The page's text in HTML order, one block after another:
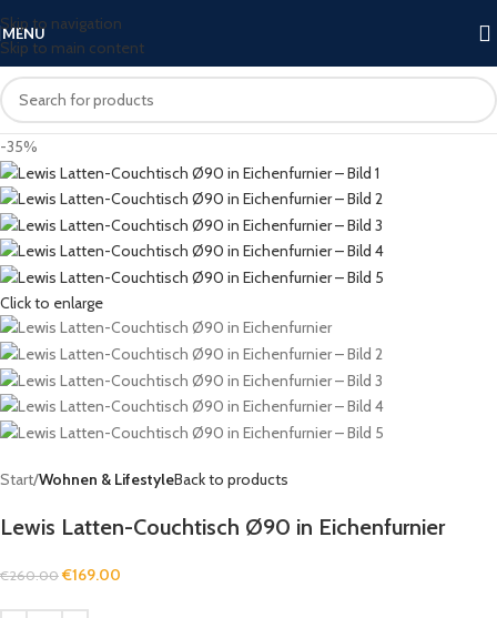
Skip to navigation
Skip to main content
MENU
-35%
Click to enlarge
Start Wohnen & LifestyleBack to products
Lewis Latten-Couchtisch Ø90 in Eichenfurnier
€260.00 €169.00